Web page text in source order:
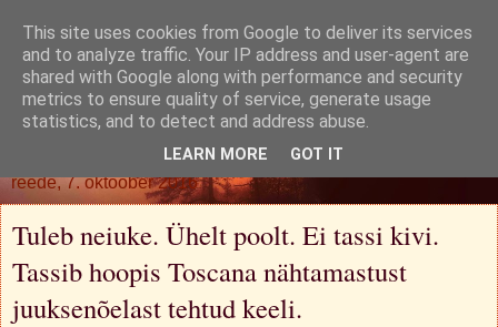
Oh. Jah. Muidugi.
reede, 7. oktoober 2016
Tuleb neiuke. Ühelt poolt. Ei tassi kivi.
Tassib hoopis Toscana nähtamastust
juuksenõelast tehtud keeli.
This site uses cookies from Google to deliver its services
and to analyze traffic. Your IP address and user-agent are
shared with Google along with performance and security
metrics to ensure quality of service, generate usage
statistics, and to detect and address abuse.
LEARN MORE GOT IT